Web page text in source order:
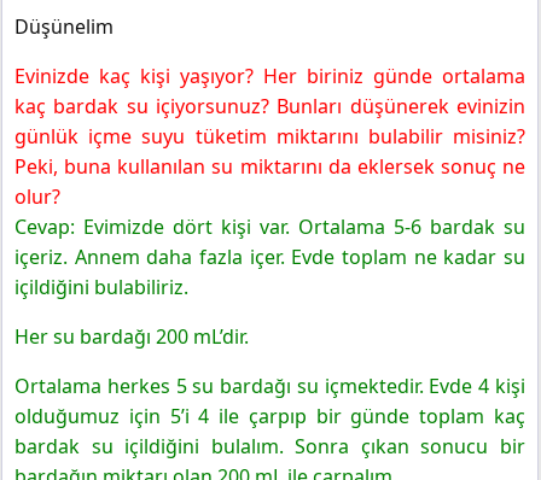
Düşünelim
Evinizde kaç kişi yaşıyor? Her biriniz günde ortalama
kaç bardak su içiyorsunuz? Bunları düşünerek evinizin
günlük içme suyu tüketim miktarını bulabilir misiniz?
Peki, buna kullanılan su miktarını da eklersek sonuç ne
olur?
Cevap: Evimizde dört kişi var. Ortalama 5-6 bardak su
içeriz. Annem daha fazla içer. Evde toplam ne kadar su
içildiğini bulabiliriz.
Her su bardağı 200 mL’dir.
Ortalama herkes 5 su bardağı su içmektedir. Evde 4 kişi
olduğumuz için 5’i 4 ile çarpıp bir günde toplam kaç
bardak su içildiğini bulalım. Sonra çıkan sonucu bir